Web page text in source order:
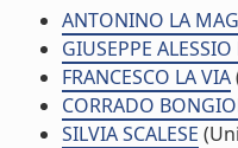
ANTONINO LA
GIUSEPPE
FRANCESCO LA VIA
CORRADO
SILVIA SCALESE